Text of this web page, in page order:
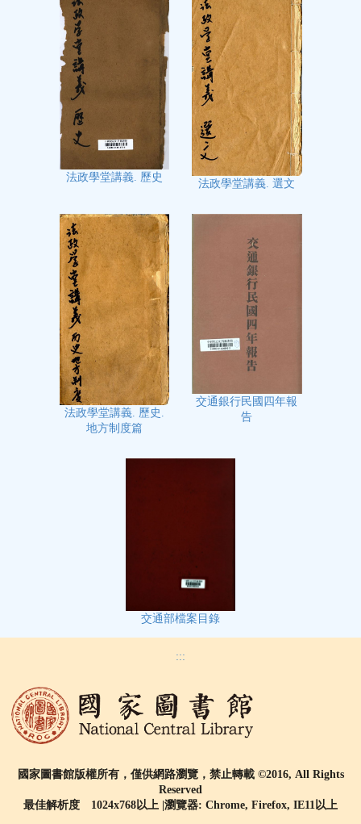
法政學堂講義. 歷史
法政學堂講義. 選文
法政學堂講義. 歷史.
地方制度篇
交通銀行民國四年報
告
交通部檔案目錄
:::
國家圖書館版權所有，僅供網路瀏覽，禁止轉載 ©2016, All Rights
Reserved
最佳解析度 1024x768以上 |瀏覽器: Chrome, Firefox, IE11以上